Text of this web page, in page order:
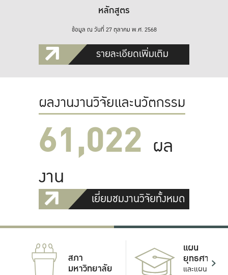
หลักสูตร
ข้อมูล ณ วันที่ 27 ตุลาคม พ.ศ. 2568
รายละเอียดเพิ่มเติม
ผลงานงานวิจัยและนวัตกรรม
61,022 ผล
งาน
เยี่ยมชมงานวิจัยทั้งหมด
สภา
มหาวิทยาลัย
แผน
ยุทธศาสตร์
และแผน